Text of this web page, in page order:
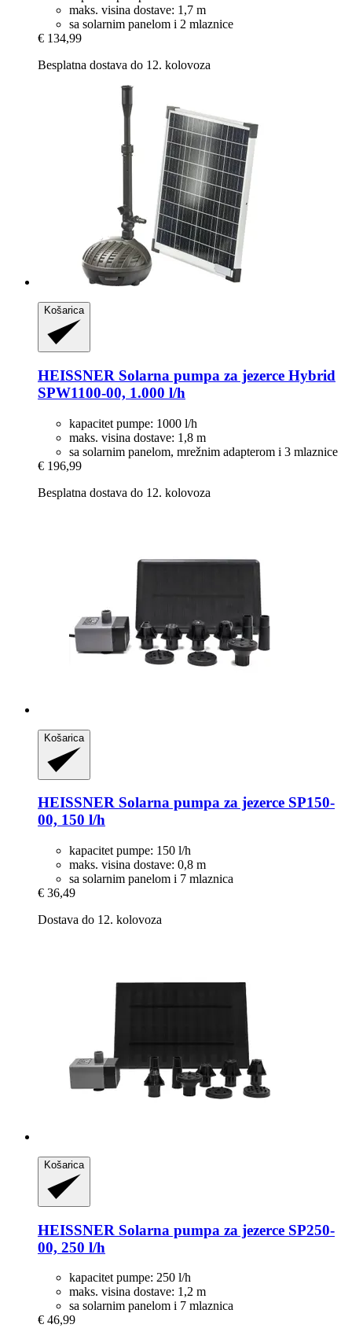
maks. visina dostave: 1,7 m
sa solarnim panelom i 2 mlaznice
€ 134,99
Besplatna dostava do 12. kolovoza
Košarica
HEISSNER Solarna pumpa za jezerce Hybrid
SPW1100-​00, 1.000 l/h
kapacitet pumpe: 1000 l/h
maks. visina dostave: 1,8 m
sa solarnim panelom, mrežnim adapterom i 3 mlaznice
€ 196,99
Besplatna dostava do 12. kolovoza
Košarica
HEISSNER Solarna pumpa za jezerce SP150-​
00, 150 l/h
kapacitet pumpe: 150 l/h
maks. visina dostave: 0,8 m
sa solarnim panelom i 7 mlaznica
€ 36,49
Dostava do 12. kolovoza
Košarica
HEISSNER Solarna pumpa za jezerce SP250-​
00, 250 l/h
kapacitet pumpe: 250 l/h
maks. visina dostave: 1,2 m
sa solarnim panelom i 7 mlaznica
€ 46,99